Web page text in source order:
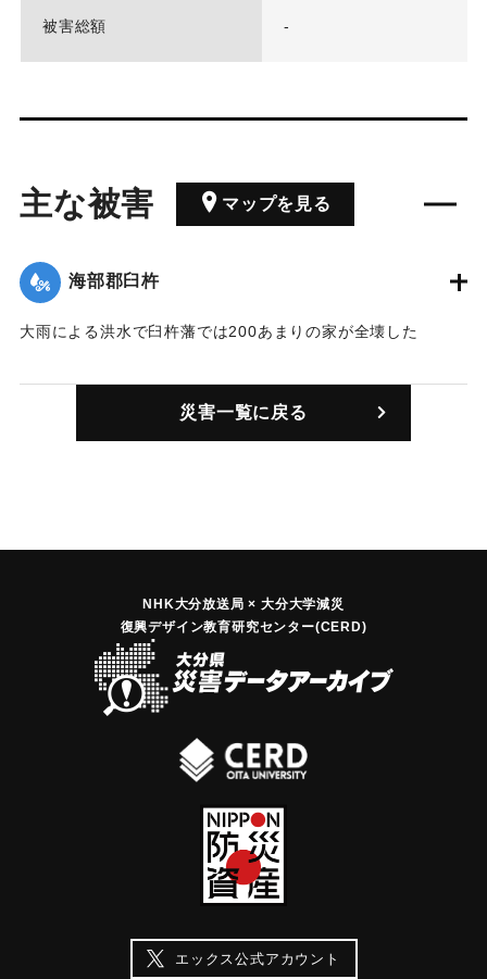
被害総額 -
主な被害 マップを見る
海部郡臼杵
大雨による洪水で臼杵藩では200あまりの家が全壊した
｜固有コード:00119001
災害一覧に戻る
NHK大分放送局 × 大分大学減災
復興デザイン教育研究センター(CERD)
エックス公式アカウント